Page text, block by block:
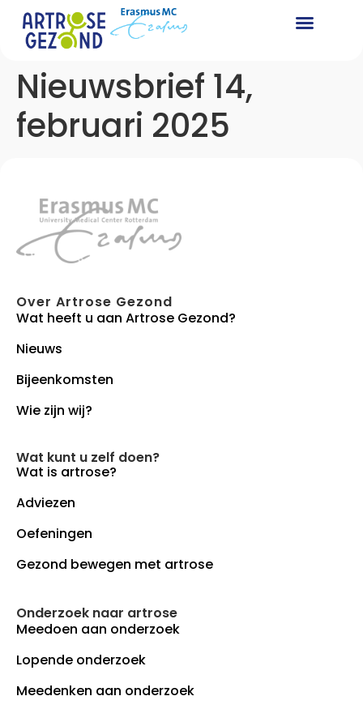
Nieuwsbrief 14,
februari 2025
Over Artrose Gezond
Wat heeft u aan Artrose Gezond?
Nieuws
Bijeenkomsten
Wie zijn wij?
Wat kunt u zelf doen?
Wat is artrose?
Adviezen
Oefeningen
Gezond bewegen met artrose
Onderzoek naar artrose
Meedoen aan onderzoek
Lopende onderzoek
Meedenken aan onderzoek